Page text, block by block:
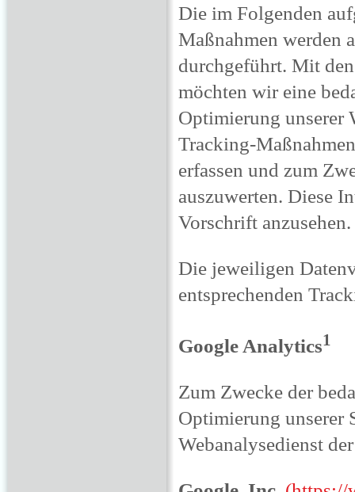
Die im Folgenden
Maßnahmen werden
durchgeführt. Mit
möchten wir eine
Optimierung unserer
Tracking-
erfassen und zum
auszuwerten. Diese
Vorschrift anzusehen.
Die jeweiligen
entsprechenden
Google Analytics1
Zum Zwecke der
Optimierung unserer
Webanalysedienst der